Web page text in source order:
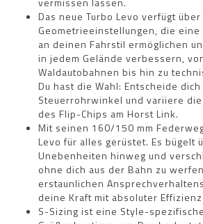
Das neue Turbo Levo verfügt
Geometrieeinstellungen, die eine
an deinen Fahrstil ermöglichen
in jedem Gelände verbessern,
Waldautobahnen bis hin zu
Du hast die Wahl: Entscheide
Steuerrohrwinkel und variiere
des Flip-Chips am Horst Link.
Mit seinen 160/150 mm
Levo für alles gerüstet. Es bügelt
Unebenheiten hinweg und
ohne dich aus der Bahn zu
erstaunlichen
deine Kraft mit absoluter
S-Sizing ist eine Style-spezifische